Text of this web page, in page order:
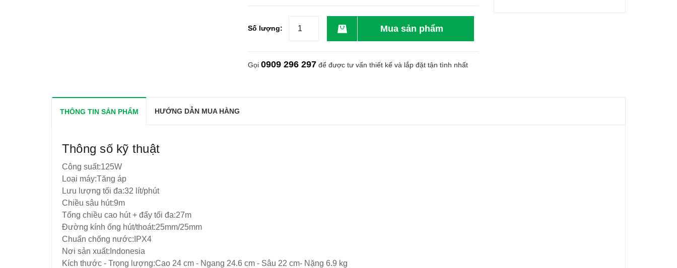
Số lượng: Mua sản phẩm
Gọi 0909 296 297 để được tư vấn thiết kế và lắp đặt tận tình nhất
THÔNG TIN SẢN PHẨM HƯỚNG DẪN MUA HÀNG
Thông số kỹ thuật
Công suất:125W
Loại máy:Tăng áp
Lưu lượng tối đa:32 lít/phút
Chiều sâu hút:9m
Tổng chiều cao hút + đẩy tối đa:27m
Đường kính ống hút/thoát:25mm/25mm
Chuẩn chống nước:IPX4
Nơi sản xuất:Indonesia
Kích thước - Trọng lượng:Cao 24 cm - Ngang 24.6 cm - Sâu 22 cm- Nặng 6.9 kg